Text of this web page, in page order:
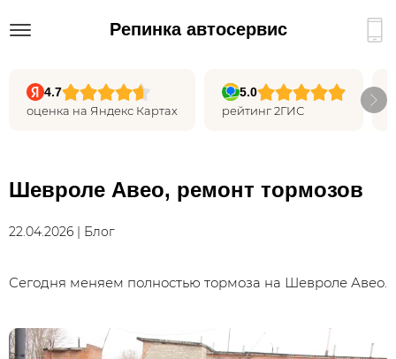
Репинка автосервис
4.7
оценка на Яндекс Картах
5.0
рейтинг 2ГИС
Шевроле Авео, ремонт тормозов
22.04.2026 | Блог
Сегодня меняем полностью тормоза на Шевроле Авео.